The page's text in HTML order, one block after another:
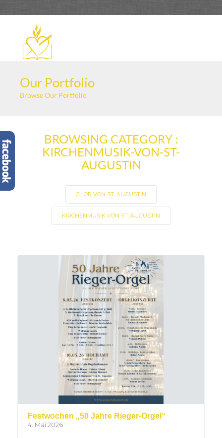
Our Portfolio
Browse Our Portfolio
BROWSING CATEGORY :
KIRCHENMUSIK-VON-ST-
AUGUSTIN
CHOR VON ST. AUGUSTIN
KIRCHENMUSIK VON ST. AUGUSTIN
Festwochen „50 Jahre Rieger-Orgel“
4. Mai 2026